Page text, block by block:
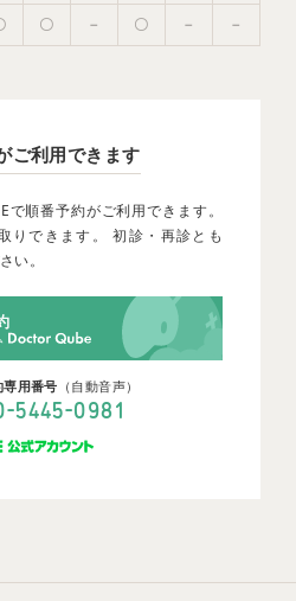
〇 － 〇 － －
ご利用できます
順番予約がご利用できます。
りできます。 初診・再診とも
い。
用番号 （自動音声）
-5445-0981